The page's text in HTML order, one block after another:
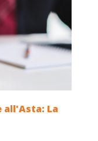
all'Asta: La